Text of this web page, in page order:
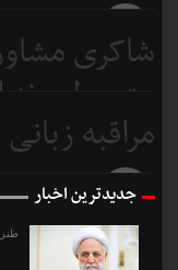
شاکری
متوسطیم نه
7 روز
مراقبه
قبل
جدیدترین اخبار
طنز؛